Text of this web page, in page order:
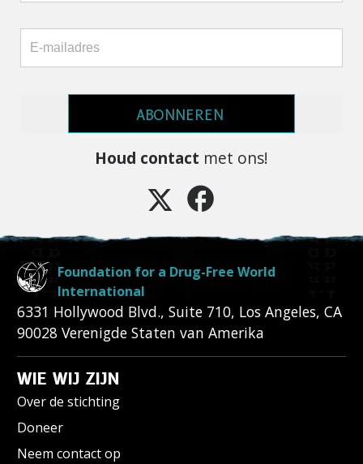
ABONNEREN
Houd contact met ons!
Foundation for a Drug-Free World
International
6331 Hollywood Blvd., Suite 710, Los Angeles, CA
90028 Verenigde Staten van Amerika
WIE WIJ ZIJN
Over de stichting
Doneer
Neem contact op